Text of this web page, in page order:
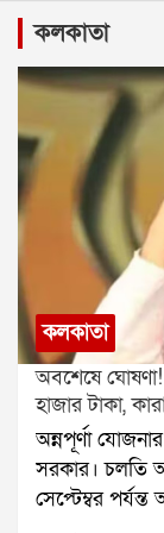
কলকাতা
কলকাতা
অবশেষে
হাজার টাকা,
অন্নপূর্ণা
সরকার। চলতি
সেপ্টেম্বর